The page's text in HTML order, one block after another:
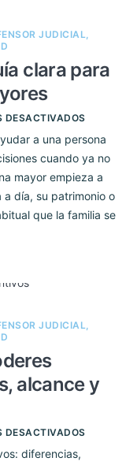
JUDICIAL,
clara para
DESACTIVADOS
a una persona
cuando ya no
mayor empieza a
día, su patrimonio o
que la familia se
JUDICIAL,
alcance y
DESACTIVADOS
diferencias,